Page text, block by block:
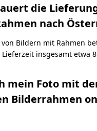
die
nach
Bildern mit Rahmen
insgesamt etwa
mein Foto mit
Bilderrahmen